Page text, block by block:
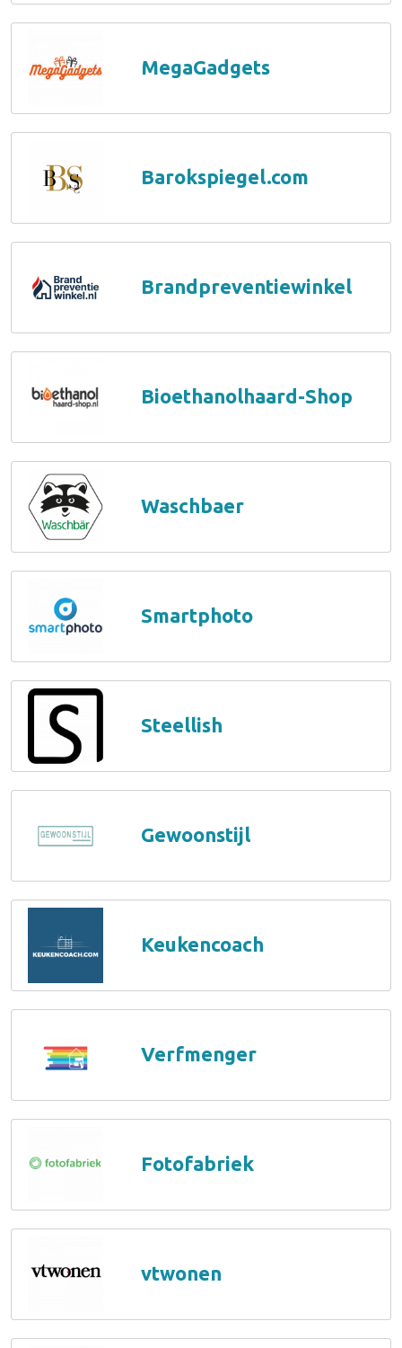
MegaGadgets
Barokspiegel.com
Brandpreventiewinkel
Bioethanolhaard-Shop
Waschbaer
Smartphoto
Steellish
Gewoonstijl
Keukencoach
Verfmenger
Fotofabriek
vtwonen